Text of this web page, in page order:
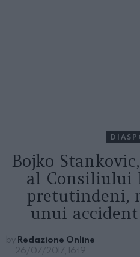
Bojko
al Consiliului
pretutindeni,
unui
by Redazione Online
26/07/2017, 16:19